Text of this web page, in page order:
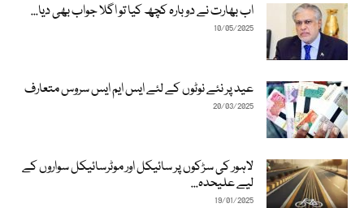
اب بھارت نے دوبارہ کچھ کیا تو اگلا جواب بھی دیا...
10/05/2025
عید پر نئے نوٹوں کے لئے ایس ایم ایس سروس متعارف
20/03/2025
لاہور کی سڑکوں پر سائیکل اور موٹرسائیکل سواروں کے
لیے علیحدہ...
19/01/2025